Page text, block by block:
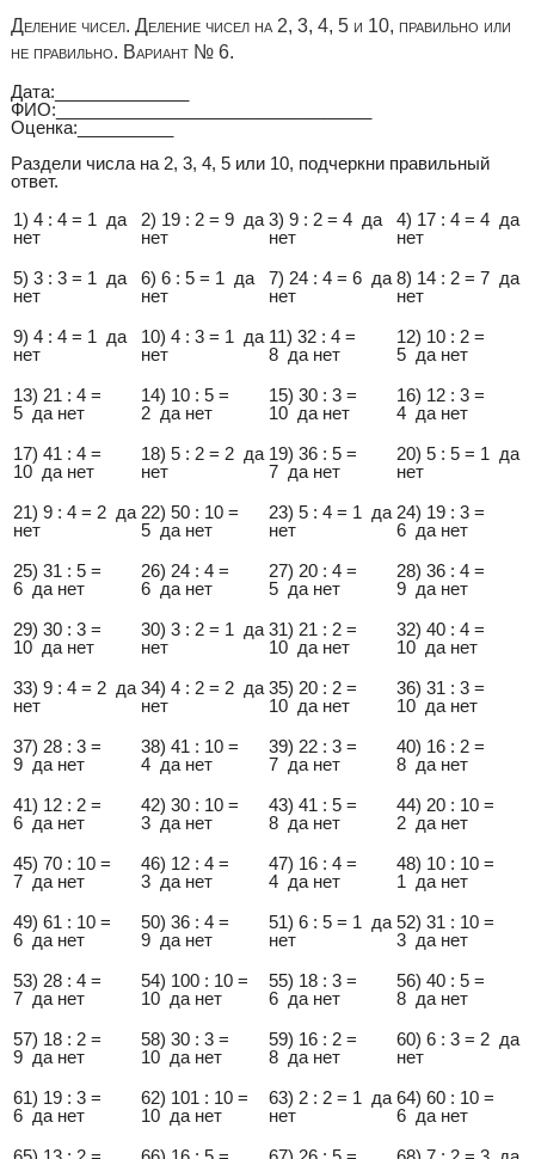
Деление чисел. Деление чисел на 2, 3, 4, 5 и 10, правильно или
не правильно. Вариант № 6.
Дата:______________
ФИО:_________________________________
Оценка:__________
Раздели числа на 2, 3, 4, 5 или 10, подчеркни правильный
ответ.
1) 4 : 4 = 1 да
нет
2) 19 : 2 = 9 да
нет
3) 9 : 2 = 4 да
нет
4) 17 : 4 = 4 да
нет
5) 3 : 3 = 1 да
нет
6) 6 : 5 = 1 да
нет
7) 24 : 4 = 6 да
нет
8) 14 : 2 = 7 да
нет
9) 4 : 4 = 1 да
нет
10) 4 : 3 = 1 да
нет
11) 32 : 4 =
8 да нет
12) 10 : 2 =
5 да нет
13) 21 : 4 =
5 да нет
14) 10 : 5 =
2 да нет
15) 30 : 3 =
10 да нет
16) 12 : 3 =
4 да нет
17) 41 : 4 =
10 да нет
18) 5 : 2 = 2 да
нет
19) 36 : 5 =
7 да нет
20) 5 : 5 = 1 да
нет
21) 9 : 4 = 2 да
нет
22) 50 : 10 =
5 да нет
23) 5 : 4 = 1 да
нет
24) 19 : 3 =
6 да нет
25) 31 : 5 =
6 да нет
26) 24 : 4 =
6 да нет
27) 20 : 4 =
5 да нет
28) 36 : 4 =
9 да нет
29) 30 : 3 =
10 да нет
30) 3 : 2 = 1 да
нет
31) 21 : 2 =
10 да нет
32) 40 : 4 =
10 да нет
33) 9 : 4 = 2 да
нет
34) 4 : 2 = 2 да
нет
35) 20 : 2 =
10 да нет
36) 31 : 3 =
10 да нет
37) 28 : 3 =
9 да нет
38) 41 : 10 =
4 да нет
39) 22 : 3 =
7 да нет
40) 16 : 2 =
8 да нет
41) 12 : 2 =
6 да нет
42) 30 : 10 =
3 да нет
43) 41 : 5 =
8 да нет
44) 20 : 10 =
2 да нет
45) 70 : 10 =
7 да нет
46) 12 : 4 =
3 да нет
47) 16 : 4 =
4 да нет
48) 10 : 10 =
1 да нет
49) 61 : 10 =
6 да нет
50) 36 : 4 =
9 да нет
51) 6 : 5 = 1 да
нет
52) 31 : 10 =
3 да нет
53) 28 : 4 =
7 да нет
54) 100 : 10 =
10 да нет
55) 18 : 3 =
6 да нет
56) 40 : 5 =
8 да нет
57) 18 : 2 =
9 да нет
58) 30 : 3 =
10 да нет
59) 16 : 2 =
8 да нет
60) 6 : 3 = 2 да
нет
61) 19 : 3 =
6 да нет
62) 101 : 10 =
10 да нет
63) 2 : 2 = 1 да
нет
64) 60 : 10 =
6 да нет